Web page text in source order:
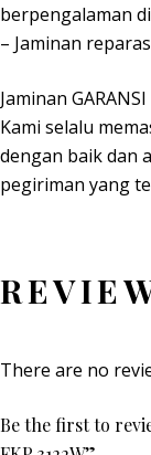
berpengalaman
– Jaminan
Jaminan
Kami selalu
dengan baik dan
pegiriman yang
There are no
Be the first to